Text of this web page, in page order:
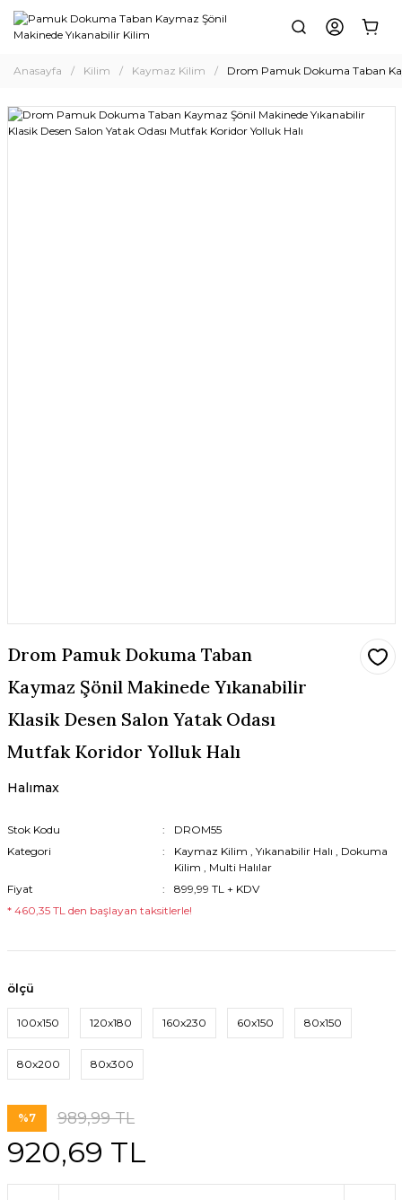
Anasayfa Kilim Kaymaz Kilim Drom Pamuk Dokuma Taban
Drom Pamuk Dokuma Taban
Kaymaz Şönil Makinede Yıkanabilir
Klasik Desen Salon Yatak Odası
Mutfak Koridor Yolluk Halı
Halımax
Stok Kodu
DROM55
Kategori
Kaymaz Kilim , Yıkanabilir Halı , Dokuma
Kilim , Multi Halılar
Fiyat
899,99 TL + KDV
* 460,35 TL den başlayan taksitlerle!
ölçü
100x150 120x180 160x230 60x150 80x150
80x200 80x300
%7 989,99 TL
920,69 TL